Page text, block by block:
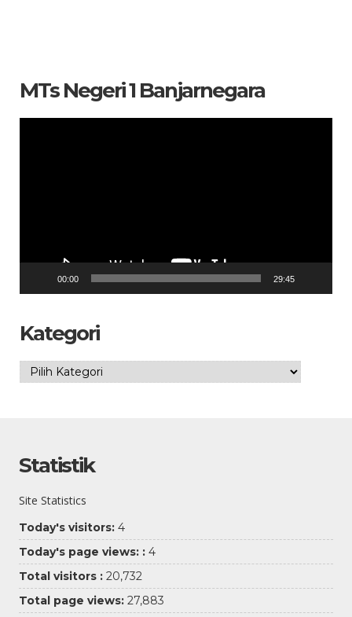
MTs Negeri 1 Banjarnegara
00:00 29:45
Kategori
Kategori
Statistik
Site Statistics
Today's visitors: 4
Today's page views: : 4
Total visitors : 20,732
Total page views: 27,883